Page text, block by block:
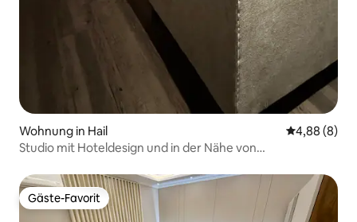
Wohnung in Hail
4,88 (8)
Studio mit Hoteldesign und in der Nähe von
Gäste-Favorit
Gäste-Favorit